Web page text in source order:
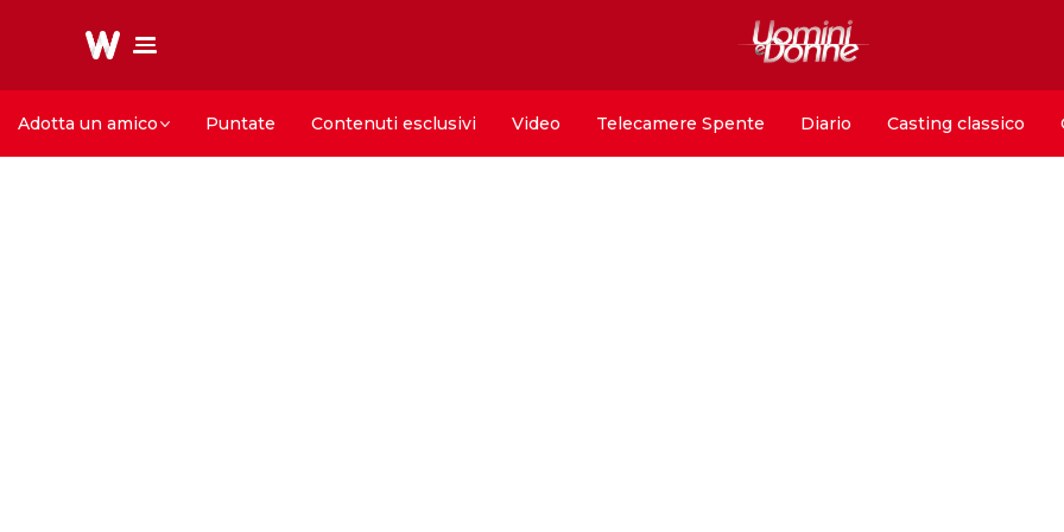
Adotta un amico Puntate Contenuti esclusivi Video Telecamere Spente Diario Casting classico